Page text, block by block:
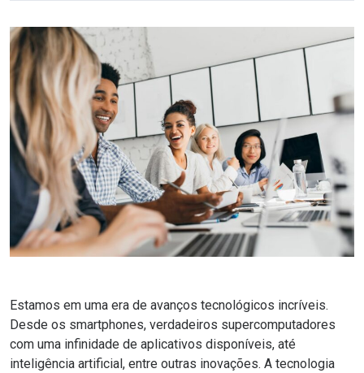
Estamos em uma era de avanços tecnológicos incríveis.
Desde os smartphones, verdadeiros supercomputadores
com uma infinidade de aplicativos disponíveis, até
inteligência artificial, entre outras inovações. A tecnologia